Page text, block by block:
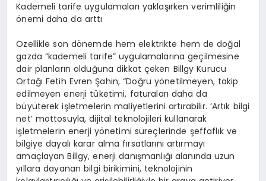
Kademeli tarife uygulamaları yaklaşırken verimliliğin
önemi daha da arttı
Özellikle son dönemde hem elektrikte hem de doğal
gazda “kademeli tarife” uygulamalarına geçilmesine
dair planların olduğuna dikkat çeken Billgy Kurucu
Ortağı Fetih Evren Şahin, “Doğru yönetilmeyen, takip
edilmeyen enerji tüketimi, faturaları daha da
büyüterek işletmelerin maliyetlerini artırabilir. ‘Artık bilgi
net’ mottosuyla, dijital teknolojileri kullanarak
işletmelerin enerji yönetimi süreçlerinde şeffaflık ve
bilgiye dayalı karar alma fırsatlarını artırmayı
amaçlayan Billgy, enerji danışmanlığı alanında uzun
yıllara dayanan bilgi birikimini, teknolojinin